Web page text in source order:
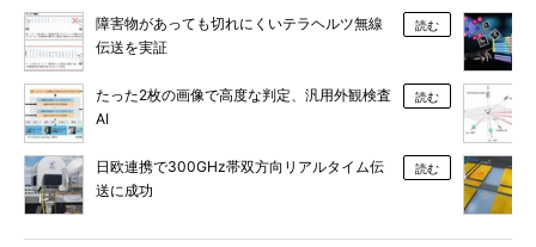
障害物があっても切れにくいテラヘルツ無線
伝送を実証
読む
たった2枚の画像で高度な判定、汎用外観検査
AI
読む
日欧連携で300GHz帯双方向リアルタイム伝
送に成功
読む